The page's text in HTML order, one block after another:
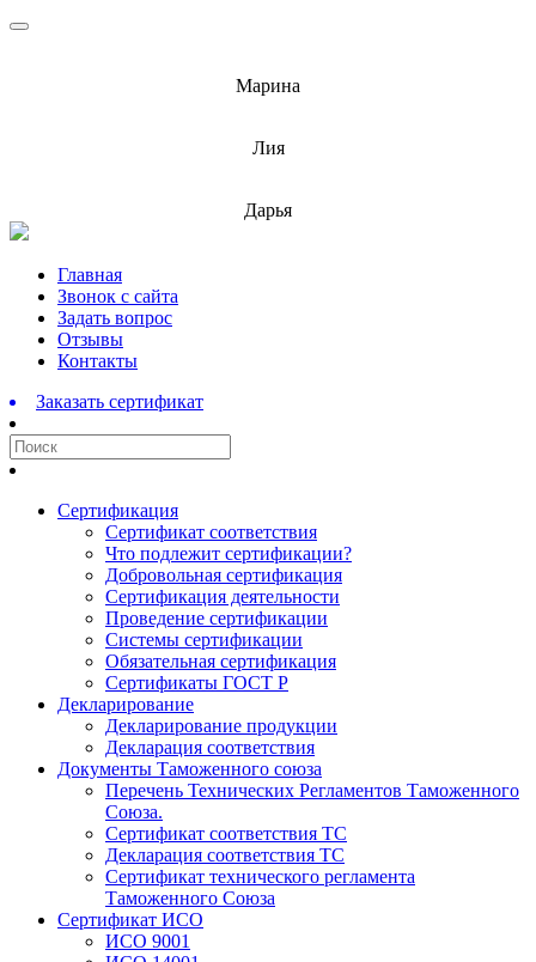
Марина
Лия
Дарья
Перейти
содержимому
Главная
Звонок с сайта
Задать вопрос
Отзывы
Контакты
Заказать сертификат
Сертификация
Сертификат соответствия
Что подлежит сертификации?
Добровольная сертификация
Сертификация деятельности
Проведение сертификации
Системы сертификации
Обязательная сертификация
Сертификаты ГОСТ Р
Декларирование
Декларирование продукции
Декларация соответствия
Документы Таможенного союза
Перечень Технических Регламентов Таможенного
Союза.
Сертификат соответствия ТС
Декларация соответствия ТС
Сертификат технического регламента
Таможенного Союза
Сертификат ИСО
ИСО 9001